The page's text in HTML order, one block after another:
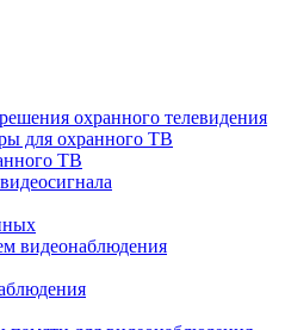
охранного телевидения
для охранного ТВ
ТВ
видеонаблюдения